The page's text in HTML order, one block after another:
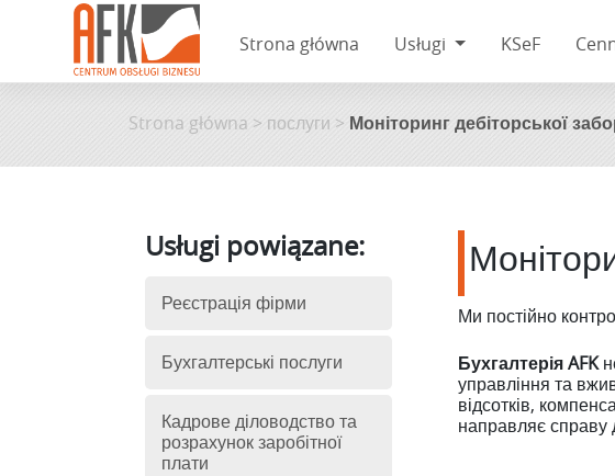
Skip
to
Strona główna Usługi KSeF
Strona główna > послуги > Моніторинг дебіторської
Usługi powiązane:
Реєстрація фірми
Бухгалтерські послуги
Кадрове діловодство та
розрахунок заробітної
плати
Ми постійно
Бухгалтерія AFK
управління та
відсотків,
направляє справу